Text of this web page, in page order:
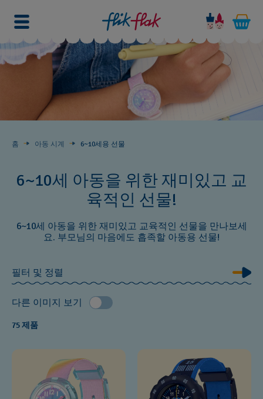
홈 아동 시계 6~10세용 선물
6~10세 아동을 위한 재미있고 교
육적인 선물!
6~10세 아동을 위한 재미있고 교육적인 선물을 만나보세
요. 부모님의 마음에도 흡족할 아동용 선물!
필터 및 정렬
다른 이미지 보기
75 제품